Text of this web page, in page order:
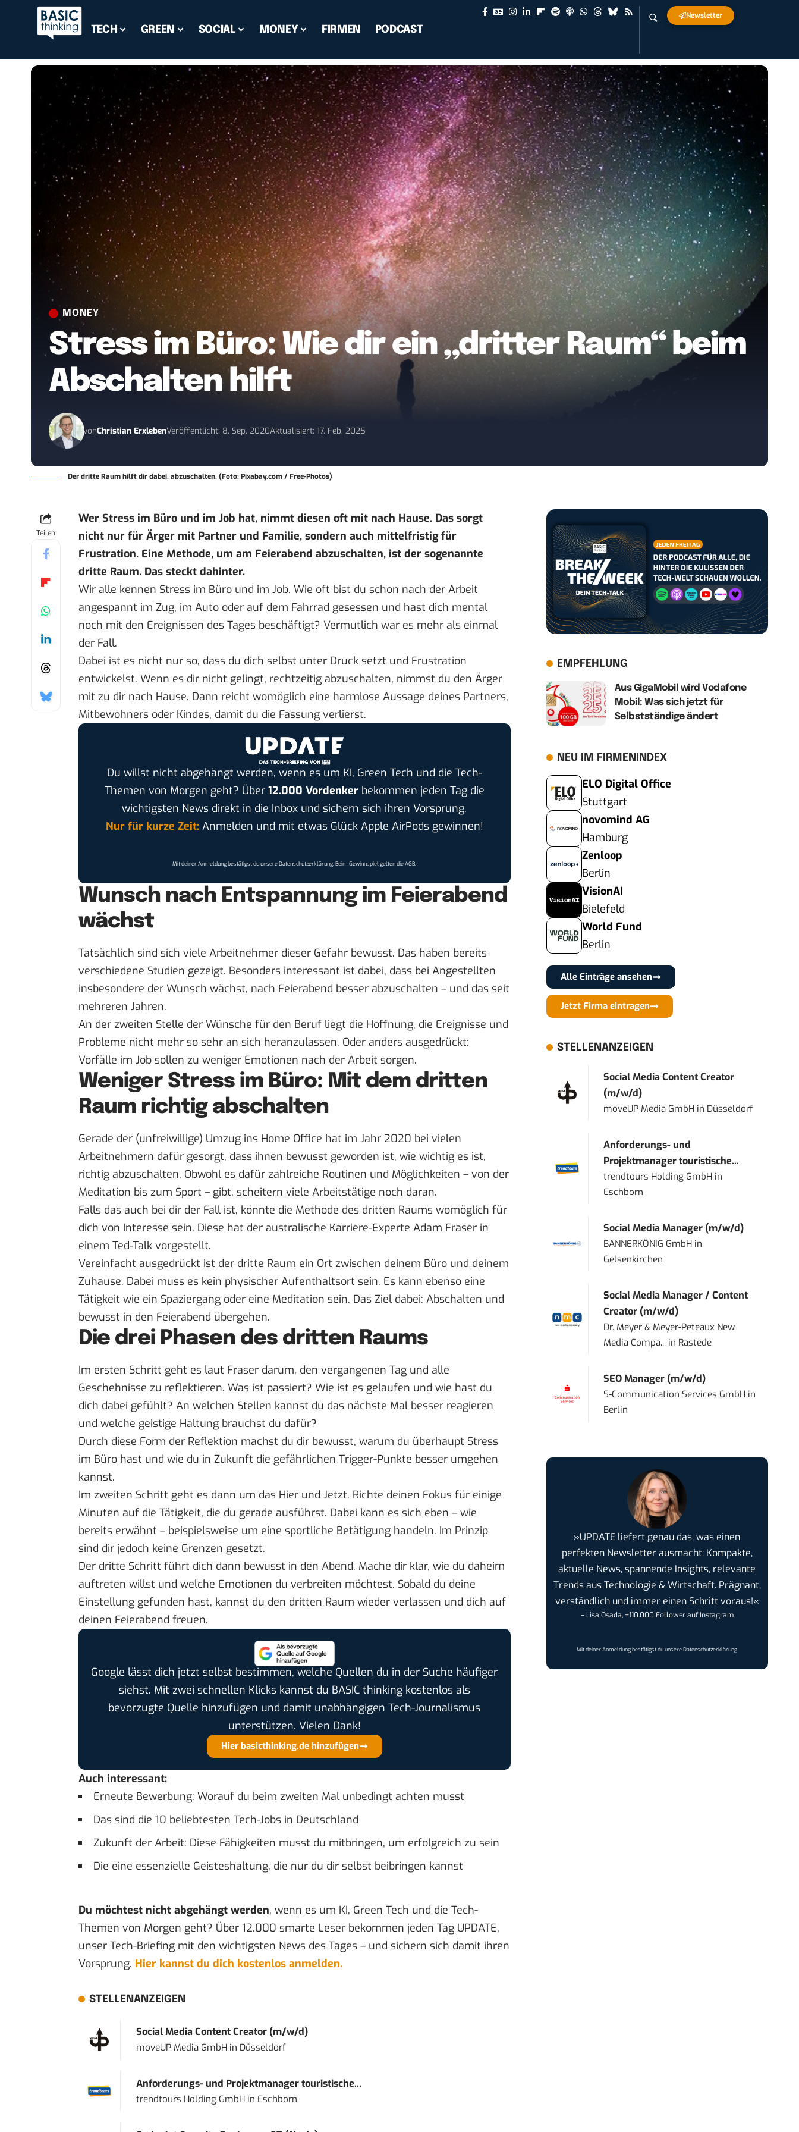
TECH GREEN SOCIAL MONEY FIRMEN PODCAST
Newsletter
MONEY
Stress im Büro: Wie dir ein „dritter Raum“ beim
Abschalten hilft
vonChristian ErxlebenVeröffentlicht: 8. Sep. 2020Aktualisiert: 17. Feb. 2025
Der dritte Raum hilft dir dabei, abzuschalten. (Foto: Pixabay.com / Free-Photos)
Teilen
Wer Stress im Büro und im Job hat, nimmt diesen oft mit nach Hause. Das sorgt
nicht nur für Ärger mit Partner und Familie, sondern auch mittelfristig für
Frustration. Eine Methode, um am Feierabend abzuschalten, ist der sogenannte
dritte Raum. Das steckt dahinter.
Wir alle kennen Stress im Büro und im Job. Wie oft bist du schon nach der Arbeit
angespannt im Zug, im Auto oder auf dem Fahrrad gesessen und hast dich mental
noch mit den Ereignissen des Tages beschäftigt? Vermutlich war es mehr als einmal
der Fall.
Dabei ist es nicht nur so, dass du dich selbst unter Druck setzt und Frustration
entwickelst. Wenn es dir nicht gelingt, rechtzeitig abzuschalten, nimmst du den Ärger
mit zu dir nach Hause. Dann reicht womöglich eine harmlose Aussage deines Partners,
Mitbewohners oder Kindes, damit du die Fassung verlierst.
Du willst nicht abgehängt werden, wenn es um KI, Green Tech und die Tech-
Themen von Morgen geht? Über 12.000 Vordenkerbekommen jeden Tag die
wichtigsten News direkt in die Inbox und sichern sich ihren Vorsprung.
Nur für kurze Zeit:Anmelden und mit etwas Glück Apple AirPods gewinnen!
Mit deiner Anmeldung bestätigst du unsereDatenschutzerklärung. Beim Gewinnspiel gelten dieAGB.
Wunsch nach Entspannung im Feierabend
wächst
Tatsächlich sind sich viele Arbeitnehmer dieser Gefahr bewusst. Das haben bereits
verschiedene Studien gezeigt. Besonders interessant ist dabei, dass bei Angestellten
insbesondere der Wunsch wächst, nach Feierabend besser abzuschalten – und das seit
mehreren Jahren.
An der zweiten Stelle der Wünsche für den Beruf liegt die Hoffnung, die Ereignisse und
Probleme nicht mehr so sehr an sich heranzulassen. Oder anders ausgedrückt:
Vorfälle im Job sollen zu weniger Emotionen nach der Arbeit sorgen.
Weniger Stress im Büro: Mit dem dritten
Raum richtig abschalten
Gerade der (unfreiwillige) Umzug ins Home Office hat im Jahr 2020 bei vielen
Arbeitnehmern dafür gesorgt, dass ihnen bewusst geworden ist, wie wichtig es ist,
richtig abzuschalten. Obwohl es dafür zahlreiche Routinen und Möglichkeiten – von der
Meditation bis zum Sport – gibt, scheitern viele Arbeitstätige noch daran.
Falls das auch bei dir der Fall ist, könnte die Methode des dritten Raums womöglich für
dich von Interesse sein. Diese hat der australische Karriere-Experte Adam Fraser in
einem Ted-Talk vorgestellt.
Vereinfacht ausgedrückt ist der dritte Raum ein Ort zwischen deinem Büro und deinem
Zuhause. Dabei muss es kein physischer Aufenthaltsort sein. Es kann ebenso eine
Tätigkeit wie ein Spaziergang oder eine Meditation sein. Das Ziel dabei: Abschalten und
bewusst in den Feierabend übergehen.
Die drei Phasen des dritten Raums
Im ersten Schritt geht es laut Fraser darum, den vergangenen Tag und alle
Geschehnisse zu reflektieren. Was ist passiert? Wie ist es gelaufen und wie hast du
dich dabei gefühlt? An welchen Stellen kannst du das nächste Mal besser reagieren
und welche geistige Haltung brauchst du dafür?
Durch diese Form der Reflektion machst du dir bewusst, warum du überhaupt Stress
im Büro hast und wie du in Zukunft die gefährlichen Trigger-Punkte besser umgehen
kannst.
Im zweiten Schritt geht es dann um das Hier und Jetzt. Richte deinen Fokus für einige
Minuten auf die Tätigkeit, die du gerade ausführst. Dabei kann es sich eben – wie
bereits erwähnt – beispielsweise um eine sportliche Betätigung handeln. Im Prinzip
sind dir jedoch keine Grenzen gesetzt.
Der dritte Schritt führt dich dann bewusst in den Abend. Mache dir klar, wie du daheim
auftreten willst und welche Emotionen du verbreiten möchtest. Sobald du deine
Einstellung gefunden hast, kannst du den dritten Raum wieder verlassen und dich auf
deinen Feierabend freuen.
Google lässt dich jetzt selbst bestimmen, welche Quellen du in der Suche häufiger
siehst. Mit zwei schnellen Klicks kannst du BASIC thinking kostenlos als
bevorzugte Quelle hinzufügen und damit unabhängigen Tech-Journalismus
unterstützen. Vielen Dank!
Hier basicthinking.de hinzufügen
Auch interessant:
Erneute Bewerbung: Worauf du beim zweiten Mal unbedingt achten musst
Das sind die 10 beliebtesten Tech-Jobs in Deutschland
Zukunft der Arbeit: Diese Fähigkeiten musst du mitbringen, um erfolgreich zu sein
Die eine essenzielle Geisteshaltung, die nur du dir selbst beibringen kannst
Du möchtest nicht abgehängt werden, wenn es um KI, Green Tech und die Tech-
Themen von Morgen geht? Über 12.000 smarte Leser bekommen jeden Tag UPDATE,
unser Tech-Briefing mit den wichtigsten News des Tages – und sichern sich damit ihren
Vorsprung. Hier kannst du dich kostenlos anmelden.
STELLENANZEIGEN
Social Media Content Creator (m/w/d)
moveUP Media GmbHin Düsseldorf
Anforderungs- und Projektmanager touristische...
trendtours Holding GmbHin Eschborn
EMPFEHLUNG
Aus GigaMobil wird Vodafone
Mobil: Was sich jetzt für
Selbstständige ändert
NEU IM FIRMENINDEX
ELO Digital Office
Stuttgart
novomind AG
Hamburg
Zenloop
Berlin
VisionAI
Bielefeld
World Fund
Berlin
Alle Einträge ansehen
Jetzt Firma eintragen
STELLENANZEIGEN
Social Media Content Creator
(m/w/d)
moveUP Media GmbH in Düsseldorf
Anforderungs- und
Projektmanager touristische...
trendtours Holding GmbH in
Eschborn
Social Media Manager (m/w/d)
BANNERKÖNIG GmbH in
Gelsenkirchen
Social Media Manager / Content
Creator (m/w/d)
Dr. Meyer & Meyer-Peteaux New
Media Compa... in Rastede
SEO Manager (m/w/d)
S-Communication Services GmbH in
Berlin
»UPDATE liefert genau das, was einen
perfekten Newsletter ausmacht: Kompakte,
aktuelle News, spannende Insights, relevante
Trends aus Technologie & Wirtschaft. Prägnant,
verständlich und immer einen Schritt voraus!«
– Lisa Osada, +110.000 Follower auf Instagram
Mit deiner Anmeldung bestätigst du unsereDatenschutzerklärung